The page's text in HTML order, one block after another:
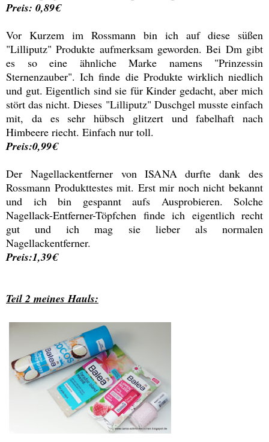
Preis: 0,89€
Vor Kurzem im Rossmann bin ich auf diese süßen
"Lilliputz" Produkte aufmerksam geworden. Bei Dm gibt
es so eine ähnliche Marke namens "Prinzessin
Sternenzauber". Ich finde die Produkte wirklich niedlich
und gut. Eigentlich sind sie für Kinder gedacht, aber mich
stört das nicht. Dieses "Lilliputz" Duschgel musste einfach
mit, da es sehr hübsch glitzert und fabelhaft nach
Himbeere riecht. Einfach nur toll.
Preis:0,99€
Der Nagellackentferner von ISANA durfte dank des
Rossmann Produkttestes mit. Erst mir noch nicht bekannt
und ich bin gespannt aufs Ausprobieren. Solche
Nagellack-Entferner-Töpfchen finde ich eigentlich recht
gut und ich mag sie lieber als normalen
Nagellackentferner.
Preis:1,39€
Teil 2 meines Hauls: